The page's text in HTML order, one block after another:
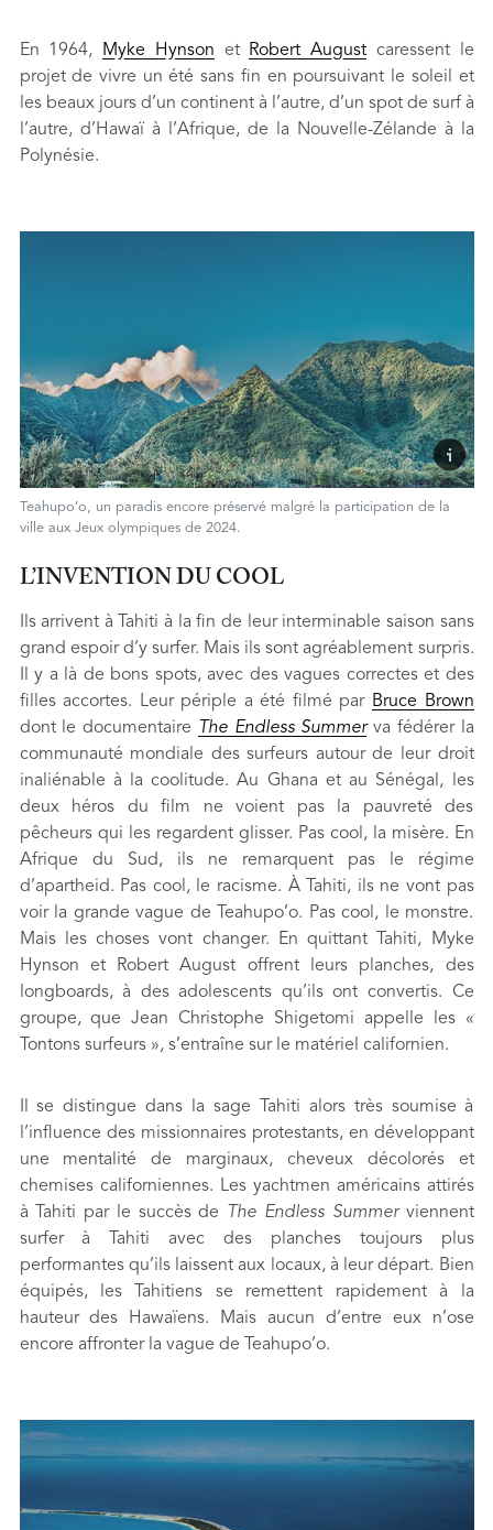
En 1964, Myke Hynson et Robert August caressent le
projet de vivre un été sans fin en poursuivant le soleil et
les beaux jours d’un continent à l’autre, d’un spot de surf à
l’autre, d’Hawaï à l’Afrique, de la Nouvelle-Zélande à la
Polynésie.
Teahupo’o, un paradis encore préservé malgré la participation de la
ville aux Jeux olympiques de 2024.
L’INVENTION DU COOL
Ils arrivent à Tahiti à la fin de leur interminable saison sans
grand espoir d’y surfer. Mais ils sont agréablement surpris.
Il y a là de bons spots, avec des vagues correctes et des
filles accortes. Leur périple a été filmé par Bruce Brown
dont le documentaire
The Endless Summerva fédérer la
communauté mondiale des surfeurs autour de leur droit
inaliénable à la coolitude. Au Ghana et au Sénégal, les
deux héros du film ne voient pas la pauvreté des
pêcheurs qui les regardent glisser. Pas cool, la misère. En
Afrique du Sud, ils ne remarquent pas le régime
d’apartheid. Pas cool, le racisme. À Tahiti, ils ne vont pas
voir la grande vague de Teahupo’o. Pas cool, le monstre.
Mais les choses vont changer. En quittant Tahiti, Myke
Hynson et Robert August offrent leurs planches, des
longboards, à des adolescents qu’ils ont convertis. Ce
groupe, que Jean Christophe Shigetomi appelle les «
Tontons surfeurs », s’entraîne sur le matériel californien.
Il se distingue dans la sage Tahiti alors très soumise à
l’influence des missionnaires protestants, en développant
une mentalité de marginaux, cheveux décolorés et
chemises californiennes. Les yachtmen américains attirés
à Tahiti par le succès de
The Endless Summerviennent
surfer à Tahiti avec des planches toujours plus
performantes qu’ils laissent aux locaux, à leur départ. Bien
équipés, les Tahitiens se remettent rapidement à la
hauteur des Hawaïens. Mais aucun d’entre eux n’ose
encore affronter la vague de Teahupo’o.